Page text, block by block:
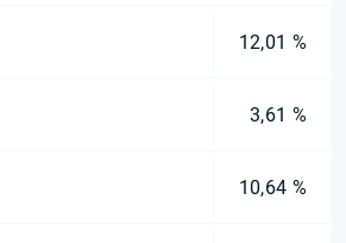
12,01 %
3,61 %
10,64 %